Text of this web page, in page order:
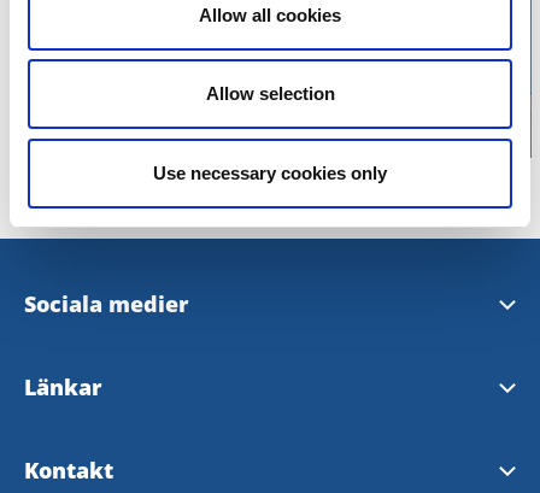
Allow all cookies
Allow selection
Use necessary cookies only
karta
Sociala medier
Bengtsfors kommuns Facebook
Länkar
Bengtsfors kommun
Kontakt